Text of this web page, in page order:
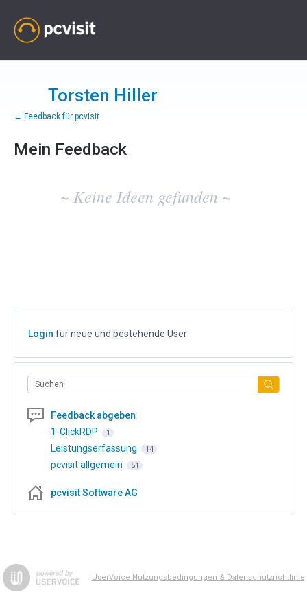
Torsten Hiller
← Feedback für pcvisit
Mein Feedback
Ideenergebnisse~ Keine Ideen gefunden ~
Login für neue und bestehende User
Suchen
Feedback abgeben
1-ClickRDP
1
Leistungserfassung 14
pcvisit allgemein 51
pcvisit Software AG
UserVoice Nutzungsbedingungen & Datenschutzrichtlinie